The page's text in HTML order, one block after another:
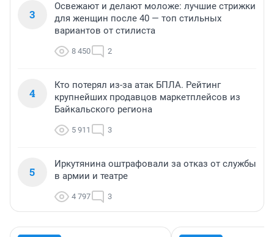
3
Освежают и делают моложе: лучшие стрижки
для женщин после 40 — топ стильных
вариантов от стилиста
8 450 2
4
Кто потерял из-за атак БПЛА. Рейтинг
крупнейших продавцов маркетплейсов из
Байкальского региона
5 911 3
5
Иркутянина оштрафовали за отказ от службы
в армии и театре
4 797 3